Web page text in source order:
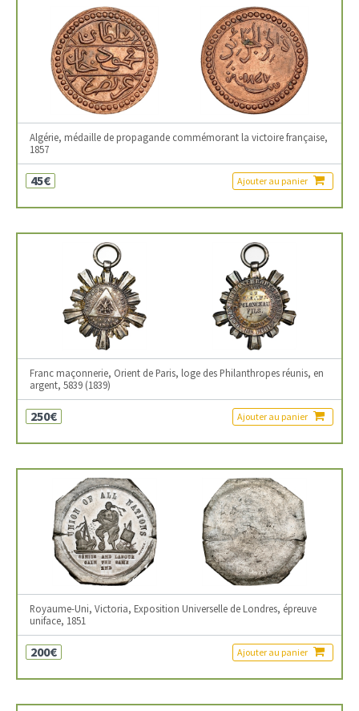
Algérie, médaille de propagande commémorant la victoire française,
1857
45€ Ajouter au panier
Franc maçonnerie, Orient de Paris, loge des Philanthropes réunis, en
argent, 5839 (1839)
250€ Ajouter au panier
Royaume-Uni, Victoria, Exposition Universelle de Londres, épreuve
uniface, 1851
200€ Ajouter au panier